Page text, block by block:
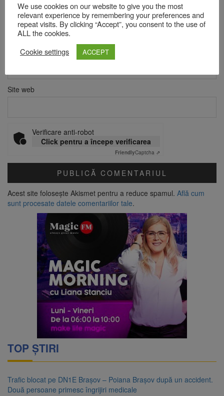
Nume*
Email*
Site web
Verificare anti-robot
Click pentru a începe verificarea
FriendlyCaptcha ⇗
Acest site folosește Akismet pentru a reduce spamul. Află cum
sunt procesate datele comentariilor tale.
TOP ȘTIRI
Trafic blocat pe DN1E Brașov – Poiana Brașov după un accident.
Două persoane primesc îngrijiri medicale
We use cookies on our website to give you the most
relevant experience by remembering your preferences and
repeat visits. By clicking “Accept”, you consent to the use of
ALL the cookies.
Cookie settings
ACCEPT